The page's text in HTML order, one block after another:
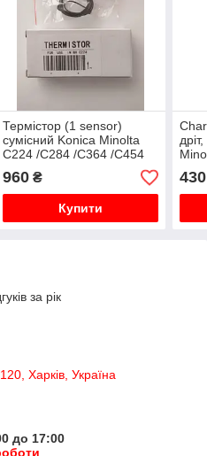
Термістор (1 sensor)
сумісний Konica Minolta
C224 /C284 /C364 /C454
/C554 KKMOP007,
TRC224
960₴
Купити
430
за рік
Харків, Україна
до 17:00